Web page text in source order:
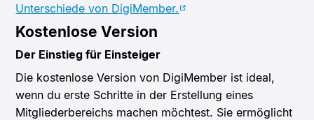
Unterschiede von DigiMember.
Kostenlose Version
Der Einstieg für Einsteiger
Die kostenlose Version von DigiMember ist ideal,
wenn du erste Schritte in der Erstellung eines
Mitgliederbereichs machen möchtest. Sie ermöglicht